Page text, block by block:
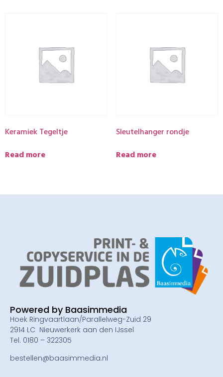
Keramiek Tegeltje
Read more
Sleutelhanger rondje
Read more
Powered by Baasimmedia
Hoek Ringvaartlaan/Parallelweg-Zuid 29
2914 LC Nieuwerkerk aan den IJssel
Tel. 0180 – 322305
bestellen@baasimmedia.nl